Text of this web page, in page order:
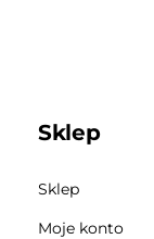
Sklep
Sklep
Moje konto